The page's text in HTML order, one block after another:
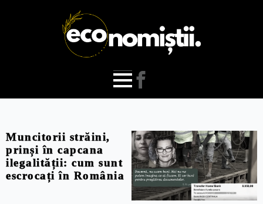
Muncitorii străini,
prinși în capcana
ilegalității: cum sunt
escrocați în România